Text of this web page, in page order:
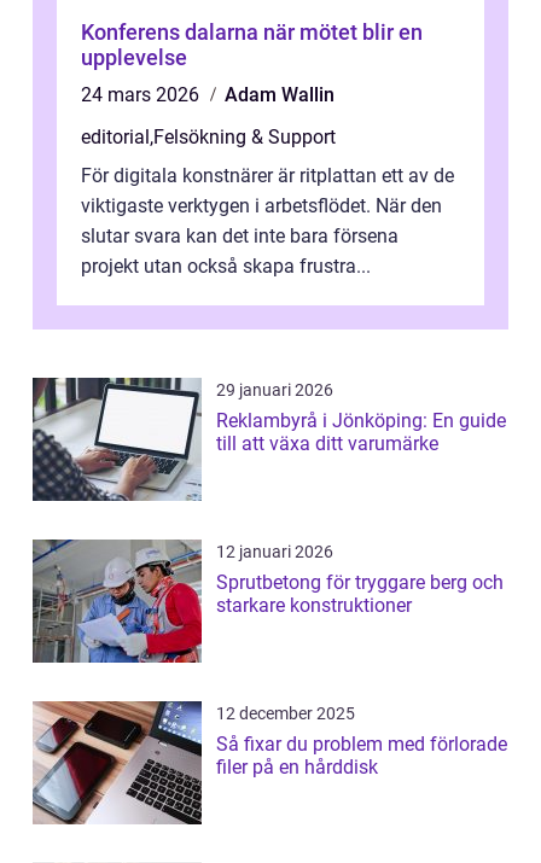
Konferens dalarna när mötet blir en
upplevelse
24 mars 2026
Adam Wallin
editorial,Felsökning & Support
För digitala konstnärer är ritplattan ett av de
viktigaste verktygen i arbetsflödet. När den
slutar svara kan det inte bara försena
projekt utan också skapa frustra...
29 januari 2026
Reklambyrå i Jönköping: En guide
till att växa ditt varumärke
12 januari 2026
Sprutbetong för tryggare berg och
starkare konstruktioner
12 december 2025
Så fixar du problem med förlorade
filer på en hårddisk